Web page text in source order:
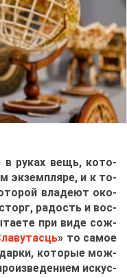
в ру­ках вещь, ко­то­
эк­зем­пля­ре, и к то­
вла­де­ют око­
ра­дость и вос­
при ви­де сож­
» то са­мое
ко­то­рые мож­
ис­кус­